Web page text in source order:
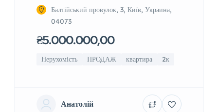
Балтійський провулок, 3, Київ, Украина,
04073
₴5.000.000,00
Нерухомість ПРОДАЖ квартира 2к
Анатолій